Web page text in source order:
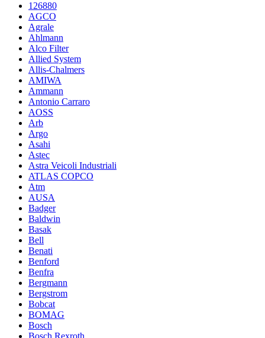
126880
AGCO
Agrale
Ahlmann
Alco Filter
Allied System
Allis-Chalmers
AMIWA
Ammann
Antonio Carraro
AOSS
Arb
Argo
Asahi
Astec
Astra Veicoli Industriali
ATLAS COPCO
Atm
AUSA
Badger
Baldwin
Basak
Bell
Benati
Benford
Benfra
Bergmann
Bergstrom
Bobcat
BOMAG
Bosch
Bosch Rexroth